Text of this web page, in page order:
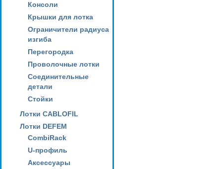
Консоли
Крышки для лотка
Ограничители радиуса
изгиба
Перегородка
Проволочные лотки
Соединительные
детали
Стойки
Лотки CABLOFIL
Лотки DEFEM
CombiRack
U-профиль
Аксессуары